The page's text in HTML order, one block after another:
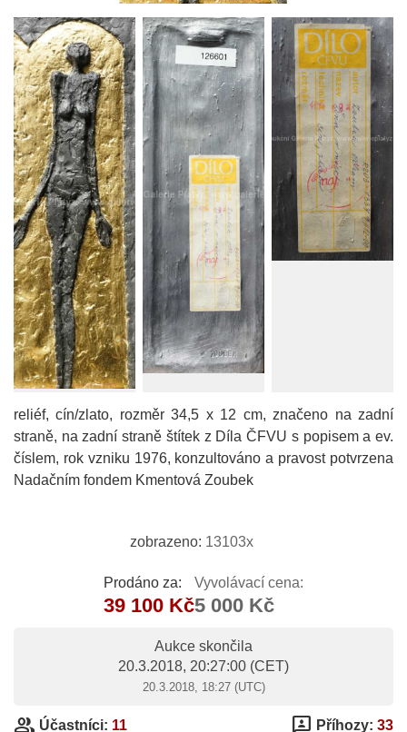
reliéf, cín/zlato, rozměr 34,5 x 12 cm, značeno na zadní
straně, na zadní straně štítek z Díla ČFVU s popisem a ev.
číslem, rok vzniku 1976, konzultováno a pravost potvrzena
Nadačním fondem Kmentová Zoubek
zobrazeno: 13103x
Prodáno za:
39 100 Kč
Vyvolávací cena:
5 000 Kč
Aukce skončila
20.3.2018, 20:27:00 (CET)
20.3.2018, 18:27 (UTC)
group Účastníci: 11 3p Příhozy: 33